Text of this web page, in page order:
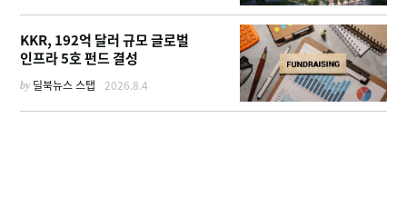
KKR, 192억 달러 규모 글로벌
인프라 5호 펀드 결성
by 딜북뉴스 스탭 2026.8.4